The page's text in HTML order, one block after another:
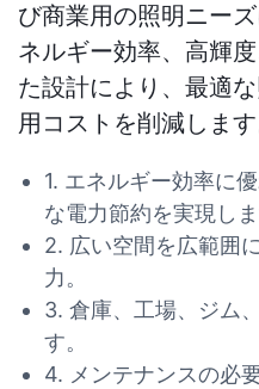
び商業用の照明ニー
ネルギー効率、高輝
た設計により、最適
用コストを削減します
1. エネルギー効率に
な電力節約を実現しま
2. 広い空間を広範囲
力。
3. 倉庫、工場、ジム
す。
4. メンテナンスの必